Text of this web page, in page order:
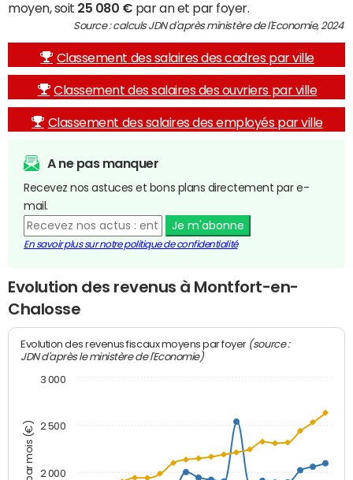
moyen, soit 25 080 € par an et par foyer.
Source : calculs JDN d'après ministère de l'Economie, 2024
Classement des salaires des cadres par ville
Classement des salaires des ouvriers par ville
Classement des salaires des employés par ville
A ne pas manquer
Recevez nos astuces et bons plans directement par e-
mail.
Je m'abonne
En savoir plus sur notre politique de confidentialité
Evolution des revenus à Montfort-en-
Chalosse
Evolution des revenus fiscaux moyens par foyer (source :
JDN d'après le ministère de l'Economie)
2 000
2 500
3 000